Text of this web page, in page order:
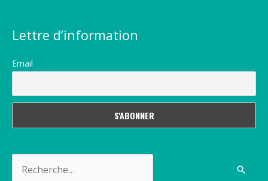
Lettre d’information
Email